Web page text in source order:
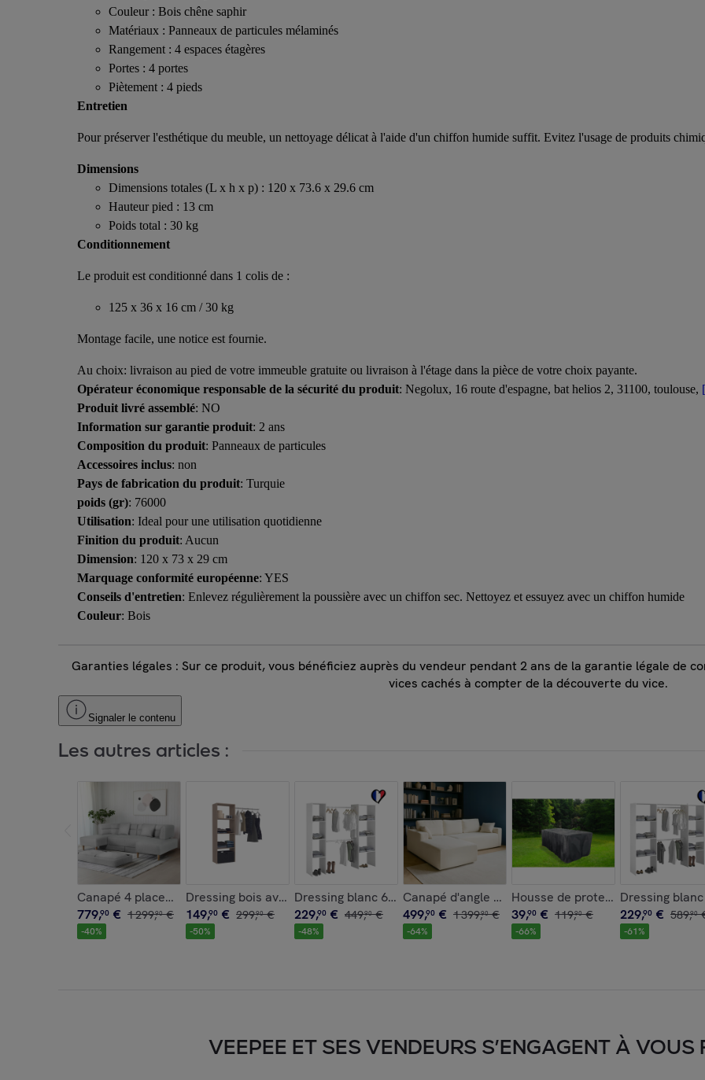
Couleur : Bois chêne saphir
Matériaux : Panneaux de particules mélaminés
Rangement : 4 espaces étagères
Portes : 4 portes
Piètement : 4 pieds
Entretien
Pour préserver l'esthétique du meuble, un nettoyage délicat à l'aide d'un chiffon humide suffit. Evitez l'usage de produits
Dimensions
Dimensions totales (L x h x p) : 120 x 73.6 x 29.6 cm
Hauteur pied : 13 cm
Poids total : 30 kg
Conditionnement
Le produit est conditionné dans 1 colis de :
125 x 36 x 16 cm / 30 kg
Montage facile, une notice est fournie.
Au choix: livraison au pied de votre immeuble gratuite ou livraison à l'étage dans la pièce de votre choix payante.
Opérateur économique responsable de la sécurité du produit: Negolux, 16 route d'espagne, bat helios 2, 31100, toulouse,
Produit livré assemblé: NO
Information sur garantie produit: 2 ans
Composition du produit: Panneaux de particules
Accessoires inclus: non
Pays de fabrication du produit: Turquie
poids (gr): 76000
Utilisation: Ideal pour une utilisation quotidienne
Finition du produit: Aucun
Dimension: 120 x 73 x 29 cm
Marquage conformité européenne: YES
Conseils d'entretien: Enlevez régulièrement la poussière avec un chiffon sec. Nettoyez et essuyez avec un chiffon humide
Couleur: Bois
Garanties légales : Sur ce produit, vous bénéficiez auprès du vendeur pendant 2 ans de la garantie légale de
vices cachés à compter de la découverte du vice.
Signaler le contenu
Les autres articles :
Canapé 4 places multifonction en tissu gris clair COLIN
779,90 € 1299,90 €
-40%
Dressing bois avec 3 étagères et une penderie : 160 x 40 x 180 cm MATIGNON
149,90 € 299,90 €
-50%
Dressing blanc 6 étagères 2 penderies 198 x 40 x 180 cm MATIGNON
229,90 € 449,90 €
-48%
Canapé d'angle 3 places en velours côtelé beige
499,90 € 1399,90 €
-64%
Housse de protection pour salon
39,90 € 119,90 €
-66%
Dressing
229,90 € 589,90
-61%
VEEPEE ET SES VENDEURS S’ENGAGENT À VOUS